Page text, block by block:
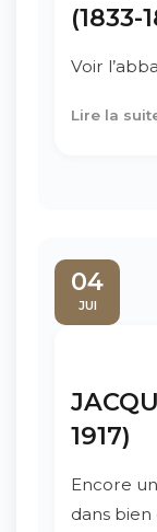
(1833-
Voir
Lire la
04
JUI
1917)
Encore
dans bien